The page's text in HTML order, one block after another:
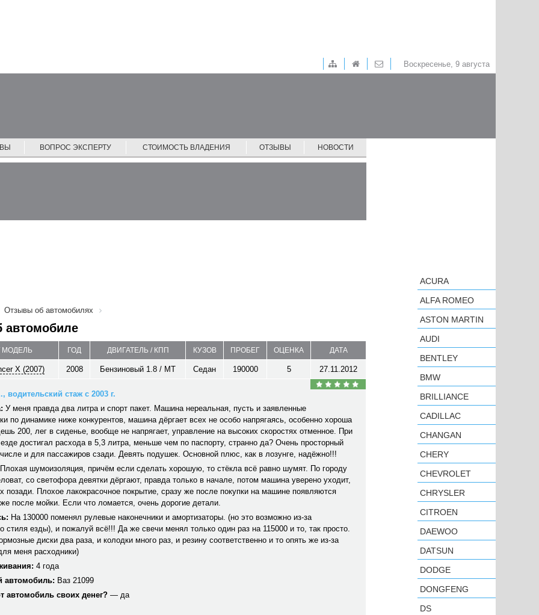
Воскресенье, 9 августа
ВОПРОС ЭКСПЕРТУ СТОИМОСТЬ ВЛАДЕНИЯ ОТЗЫВЫ НОВОСТИ
Отзывы об автомобилях
автомобиле
МОДЕЛЬ ГОД ДВИГАТЕЛЬ / КПП КУЗОВ ПРОБЕГ ОЦЕНКА ДАТА
X (2007) 2008 Бензиновый 1.8 / MT Седан 190000 5 27.11.2012
водительский стаж с 2003 г.
У меня правда два литра и спорт пакет. Машина нереальная, пусть и заявленные
по динамике ниже конкурентов, машина дёргает всех не особо напрягаясь, особенно хороша
200, лег в сиденье, вообще не напрягает, управление на высоких скоростях отменное. При
достигал расхода в 5,3 литра, меньше чем по паспорту, странно да? Очень просторный
и для пассажиров сзади. Девять подушек. Основной плюс, как в лозунге, надёжно!!!
шумоизоляция, причём если сделать хорошую, то стёкла всё равно шумят. По городу
со светофора девятки дёргают, правда только в начале, потом машина уверено уходит,
позади. Плохое лакокрасочное покрытие, сразу же после покупки на машине появляются
после мойки. Если что ломается, очень дорогие детали.
На 130000 поменял рулевые наконечники и амортизаторы. (но это возможно из-за
стиля езды), и пожалуй всё!!! Да же свечи менял только один раз на 115000 и то, так просто.
диски два раза, и колодки много раз, и резину соответственно и то опять же из-за
меня расходники)
4 года
автомобиль: Ваз 21099
автомобиль своих денег? — да
ACURA
ALFA ROMEO
ASTON MARTIN
AUDI
BENTLEY
BMW
BRILLIANCE
CADILLAC
CHANGAN
CHERY
CHEVROLET
CHRYSLER
CITROEN
DAEWOO
DATSUN
DODGE
DONGFENG
DS